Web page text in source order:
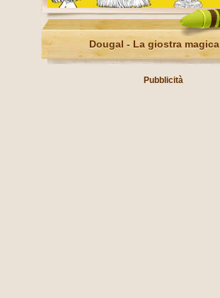
Dougal - La giostra magica
Pubblicità